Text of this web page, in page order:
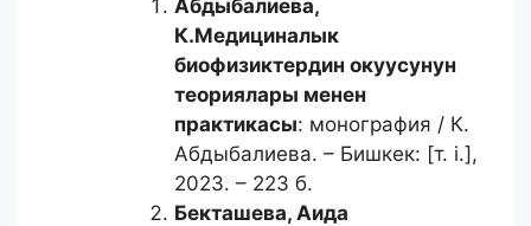
Абдыбалиева,
К.Медициналык
биофизиктердин окуусунун
теориялары менен
практикасы: монография / К.
Абдыбалиева. – Бишкек: [т. i.],
2023. – 223 б.
Бекташева, Аида